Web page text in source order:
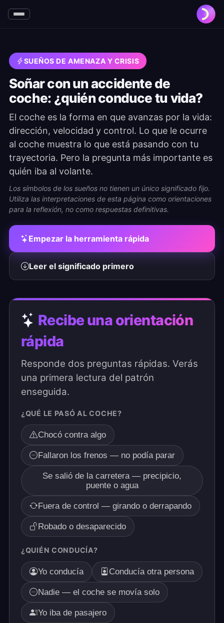
SUEÑOS DE AMENAZA Y CRISIS
Soñar con un accidente de
coche: ¿quién conduce tu vida?
El coche es la forma en que avanzas por la vida:
dirección, velocidad y control. Lo que le ocurre
al coche muestra lo que está pasando con tu
trayectoria. Pero la pregunta más importante es
quién iba al volante.
Los símbolos de los sueños no tienen un único significado fijo.
Utiliza las interpretaciones de esta página como orientaciones
para la reflexión, no como respuestas definitivas.
Empezar la herramienta rápida
Leer el significado primero
Recibe una orientación
rápida
Responde dos preguntas rápidas. Verás
una primera lectura del patrón
enseguida.
¿QUÉ LE PASÓ AL COCHE?
Chocó contra algo
Fallaron los frenos — no podía parar
Se salió de la carretera — precipicio,
puente o agua
Fuera de control — girando o derrapando
Robado o desaparecido
¿QUIÉN CONDUCÍA?
Yo conducía Conducía otra persona
Nadie — el coche se movía solo
Yo iba de pasajero